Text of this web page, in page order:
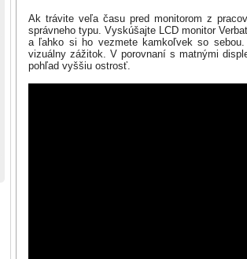
Ak trávite veľa času pred monitorom z
správneho typu. Vyskúšajte LCD monitor
a ľahko si ho vezmete kamkoľvek so sebou.
vizuálny zážitok. V porovnaní s matnými
pohľad vyššiu ostrosť.